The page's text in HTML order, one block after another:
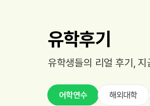
유학후기
유학생들의 리얼 후기,
어학연수 해외대학